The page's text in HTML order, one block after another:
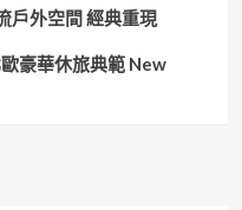
戶外空間 經典重現
豪華休旅典範 New